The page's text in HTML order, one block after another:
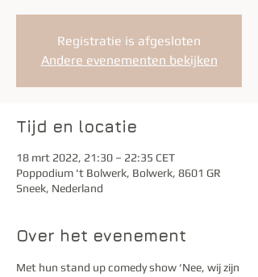
Registratie is afgesloten
Andere evenementen bekijken
Tijd en locatie
18 mrt 2022, 21:30 – 22:35 CET
Poppodium 't Bolwerk, Bolwerk, 8601 GR
Sneek, Nederland
Over het evenement
Met hun stand up comedy show ‘Nee, wij zijn